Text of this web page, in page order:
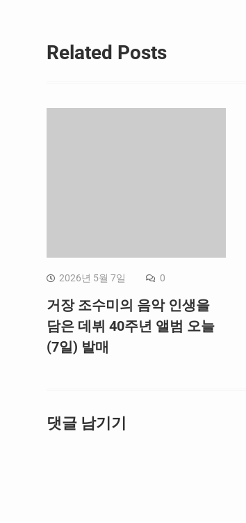
Related Posts
2026년 5월 7일 0
거장 조수미의 음악 인생을
담은 데뷔 40주년 앨범 오늘
(7일) 발매
댓글 남기기